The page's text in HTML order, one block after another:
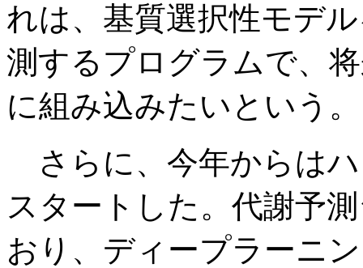
れは、基質選択性モデ
測するプログラムで、
に組み込みたいという。
さらに、今年からは
スタートした。代謝予
おり、ディープラーニ